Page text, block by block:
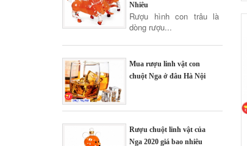
Nhiêu
Rượu hình con trâu là
dòng rượu...
Mua rượu linh vật con
chuột Nga ở đâu Hà Nội
Rượu chuột linh vật của
Nga 2020 giá bao nhiêu